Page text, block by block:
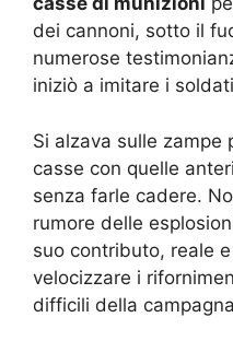
dei cannoni, sotto il
numerose
iniziò a imitare i
Si alzava sulle zampe
casse con quelle
senza farle cadere.
rumore delle
suo contributo, reale
velocizzare i
difficili della